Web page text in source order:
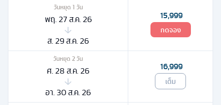
วันหยุด 1 วัน
พฤ. 27 ส.ค. 26
ส. 29 ส.ค. 26
15,999
กดจอง
วันหยุด 2วัน
ศ. 28 ส.ค. 26
อา. 30 ส.ค. 26
16,999
เต็ม